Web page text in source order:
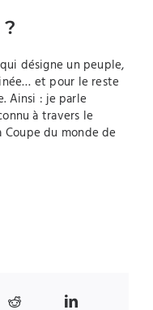
désigne un peuple,
et pour le reste
Ainsi : je parle
à travers le
Coupe du monde de